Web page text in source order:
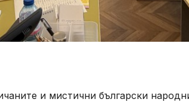
и мистични български